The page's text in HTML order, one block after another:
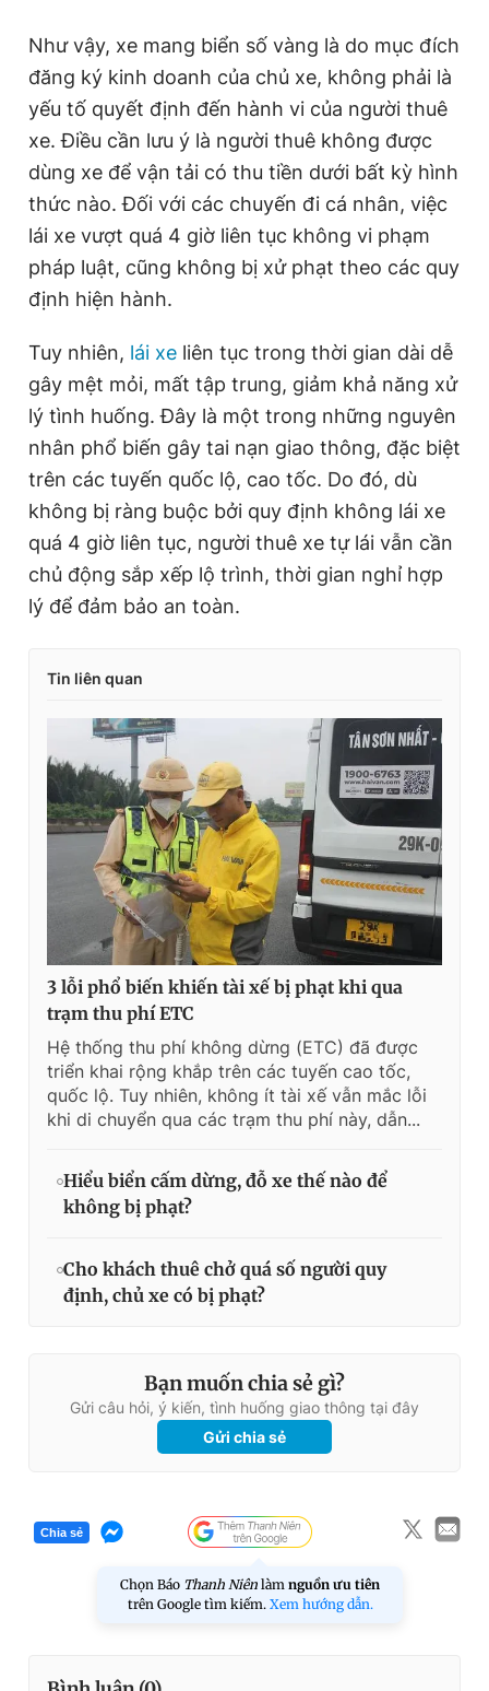
Như vậy, xe mang biển số vàng là do mục đích
đăng ký kinh doanh của chủ xe, không phải là
yếu tố quyết định đến hành vi của người thuê
xe. Điều cần lưu ý là người thuê không được
dùng xe để vận tải có thu tiền dưới bất kỳ hình
thức nào. Đối với các chuyến đi cá nhân, việc
lái xe vượt quá 4 giờ liên tục không vi phạm
pháp luật, cũng không bị xử phạt theo các quy
định hiện hành.
Tuy nhiên, lái xe liên tục trong thời gian dài dễ
gây mệt mỏi, mất tập trung, giảm khả năng xử
lý tình huống. Đây là một trong những nguyên
nhân phổ biến gây tai nạn giao thông, đặc biệt
trên các tuyến quốc lộ, cao tốc. Do đó, dù
không bị ràng buộc bởi quy định không lái xe
quá 4 giờ liên tục, người thuê xe tự lái vẫn cần
chủ động sắp xếp lộ trình, thời gian nghỉ hợp
lý để đảm bảo an toàn.
Tin liên quan
3 lỗi phổ biến khiến tài xế bị phạt khi qua
trạm thu phí ETC
Hệ thống thu phí không dừng (ETC) đã được
triển khai rộng khắp trên các tuyến cao tốc,
quốc lộ. Tuy nhiên, không ít tài xế vẫn mắc lỗi
khi di chuyển qua các trạm thu phí này, dẫn...
Hiểu biển cấm dừng, đỗ xe thế nào để
không bị phạt?
Cho khách thuê chở quá số người quy
định, chủ xe có bị phạt?
Bạn muốn chia sẻ gì?
Gửi câu hỏi, ý kiến, tình huống giao thông tại đây
Gửi chia sẻ
Chia sẻ
Chọn Báo Thanh Niên làm nguồn ưu tiên
trên Google tìm kiếm. Xem hướng dẫn.